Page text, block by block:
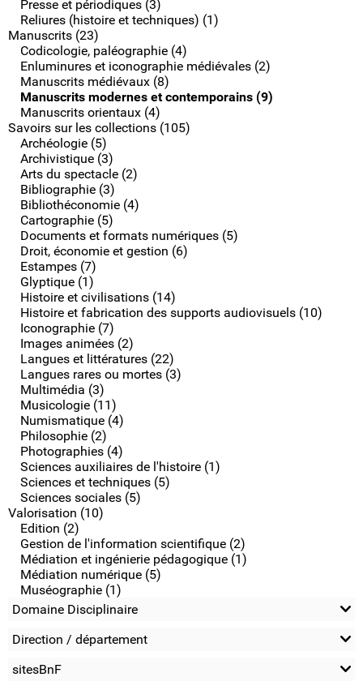
Presse et périodiques (3)
Reliures (histoire et techniques) (1)
Manuscrits (23)
Codicologie, paléographie (4)
Enluminures et iconographie médiévales (2)
Manuscrits médiévaux (8)
Manuscrits modernes et contemporains (9)
Manuscrits orientaux (4)
Savoirs sur les collections (105)
Archéologie (5)
Archivistique (3)
Arts du spectacle (2)
Bibliographie (3)
Bibliothéconomie (4)
Cartographie (5)
Documents et formats numériques (5)
Droit, économie et gestion (6)
Estampes (7)
Glyptique (1)
Histoire et civilisations (14)
Histoire et fabrication des supports audiovisuels (10)
Iconographie (7)
Images animées (2)
Langues et littératures (22)
Langues rares ou mortes (3)
Multimédia (3)
Musicologie (11)
Numismatique (4)
Philosophie (2)
Photographies (4)
Sciences auxiliaires de l'histoire (1)
Sciences et techniques (5)
Sciences sociales (5)
Valorisation (10)
Edition (2)
Gestion de l'information scientifique (2)
Médiation et ingénierie pédagogique (1)
Médiation numérique (5)
Muséographie (1)
Domaine Disciplinaire
Direction / département
sitesBnF